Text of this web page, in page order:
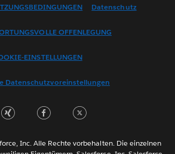
Français (France)
한국어
Português
ไทย
Datenschutz
OFFENLEGUNG
EINSTELLUNGEN
Datenschutzvoreinstellungen
Inc. Alle Rechte vorbehalten. Die einzelnen